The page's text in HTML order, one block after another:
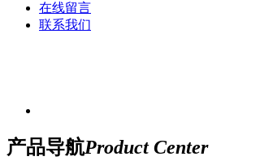
在线留言
联系我们
产品导航Product Center